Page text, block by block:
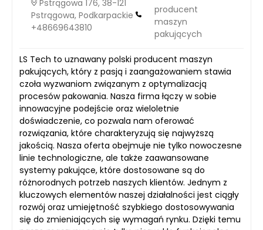
Pstrągowa 176, 38-121
Pstrągowa, Podkarpackie
+48669643810
producent
maszyn
pakujących
LS Tech to uznawany polski producent maszyn
pakujących, który z pasją i zaangażowaniem stawia
czoła wyzwaniom związanym z optymalizacją
procesów pakowania. Nasza firma łączy w sobie
innowacyjne podejście oraz wieloletnie
doświadczenie, co pozwala nam oferować
rozwiązania, które charakteryzują się najwyższą
jakością. Nasza oferta obejmuje nie tylko nowoczesne
linie technologiczne, ale także zaawansowane
systemy pakujące, które dostosowane są do
różnorodnych potrzeb naszych klientów. Jednym z
kluczowych elementów naszej działalności jest ciągły
rozwój oraz umiejętność szybkiego dostosowywania
się do zmieniających się wymagań rynku. Dzięki temu